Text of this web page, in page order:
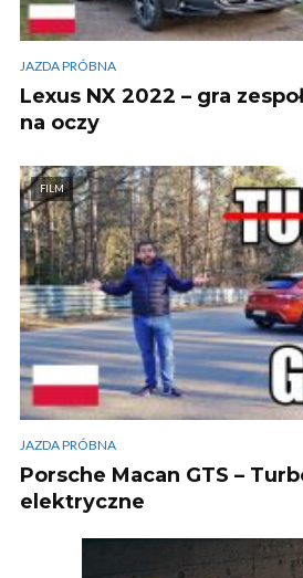
JAZDA PRÓBNA
Lexus NX 2022 – gra
na oczy
FILM
JAZDA PRÓBNA
Porsche Macan GTS –
elektryczne